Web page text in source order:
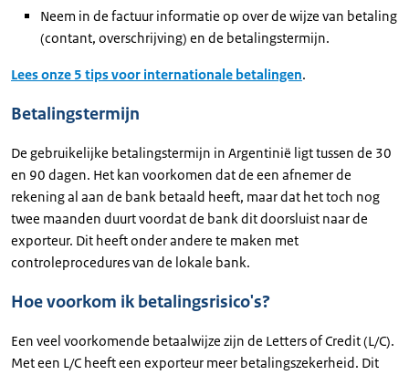
Neem in de factuur informatie op over de wijze van betaling
(contant, overschrijving) en de betalingstermijn.
Lees onze 5 tips voor internationale betalingen.
Betalingstermijn
De gebruikelijke betalingstermijn in Argentinië ligt tussen de 30
en 90 dagen. Het kan voorkomen dat de een afnemer de
rekening al aan de bank betaald heeft, maar dat het toch nog
twee maanden duurt voordat de bank dit doorsluist naar de
exporteur. Dit heeft onder andere te maken met
controleprocedures van de lokale bank.
Hoe voorkom ik betalingsrisico's?
Een veel voorkomende betaalwijze zijn de Letters of Credit (L/C).
Met een L/C heeft een exporteur meer betalingszekerheid. Dit